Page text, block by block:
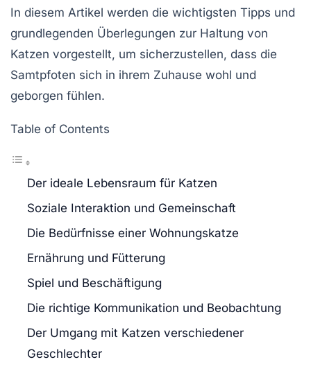
In diesem Artikel werden die wichtigsten Tipps und
grundlegenden Überlegungen zur Haltung von
Katzen vorgestellt, um sicherzustellen, dass die
Samtpfoten sich in ihrem Zuhause wohl und
geborgen fühlen.
Table of Contents
Der ideale Lebensraum für Katzen
Soziale Interaktion und Gemeinschaft
Die Bedürfnisse einer Wohnungskatze
Ernährung und Fütterung
Spiel und Beschäftigung
Die richtige Kommunikation und Beobachtung
Der Umgang mit Katzen verschiedener
Geschlechter